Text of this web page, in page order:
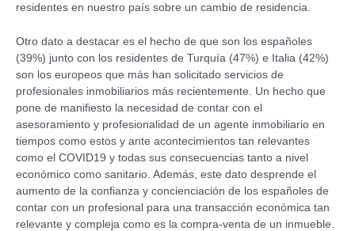
residentes en nuestro país sobre un cambio de residencia.
Otro dato a destacar es el hecho de que son los españoles
(39%) junto con los residentes de Turquía (47%) e Italia (42%)
son los europeos que más han solicitado servicios de
profesionales inmobiliarios más recientemente. Un hecho que
pone de manifiesto la necesidad de contar con el
asesoramiento y profesionalidad de un agente inmobiliario en
tiempos como estos y ante acontecimientos tan relevantes
como el COVID19 y todas sus consecuencias tanto a nivel
económico como sanitario. Además, este dato desprende el
aumento de la confianza y concienciación de los españoles de
contar con un profesional para una transacción económica tan
relevante y compleja como es la compra-venta de un inmueble.